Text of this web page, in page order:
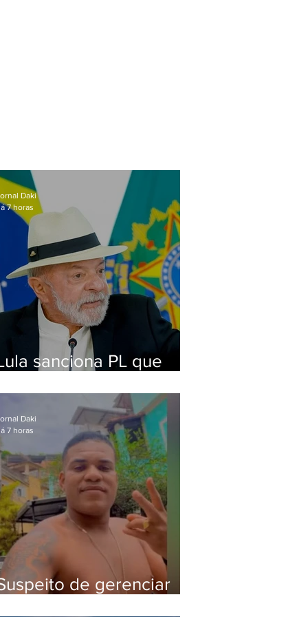
sanciona PL que
contra crianças
Daki
7 horas
de gerenciar
Daki
7 horas